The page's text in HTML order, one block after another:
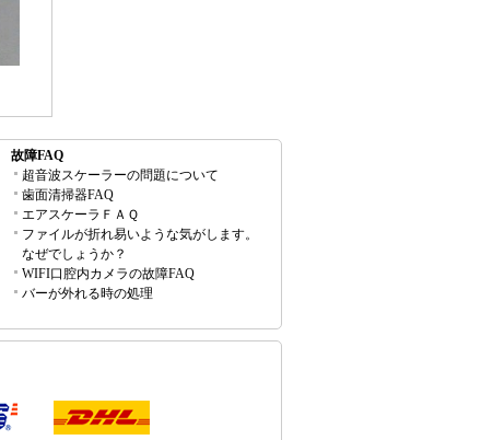
故障FAQ
超音波スケーラーの問題について
歯面清掃器FAQ
エアスケーラＦＡＱ
ファイルが折れ易いような気がします。
なぜでしょうか？
WIFI口腔内カメラの故障FAQ
バーが外れる時の処理